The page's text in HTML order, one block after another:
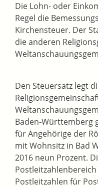
Die Lohn- oder
Regel die
Kirchensteuer. Der
die anderen
Den Steuersatz legt
Baden-Württemberg
für Angehörige der
mit Wohnsitz in Bad
2016 neun Prozent.
Postleitzahlen für